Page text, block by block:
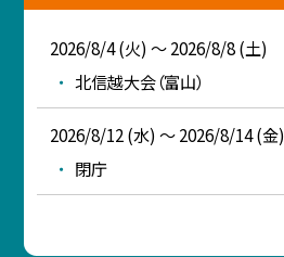
2026/8/4 (火) ～ 2026/8/8 (土)
北信越大会（富山）
2026/8/12 (水) ～ 2026/8/14 (金)
閉庁